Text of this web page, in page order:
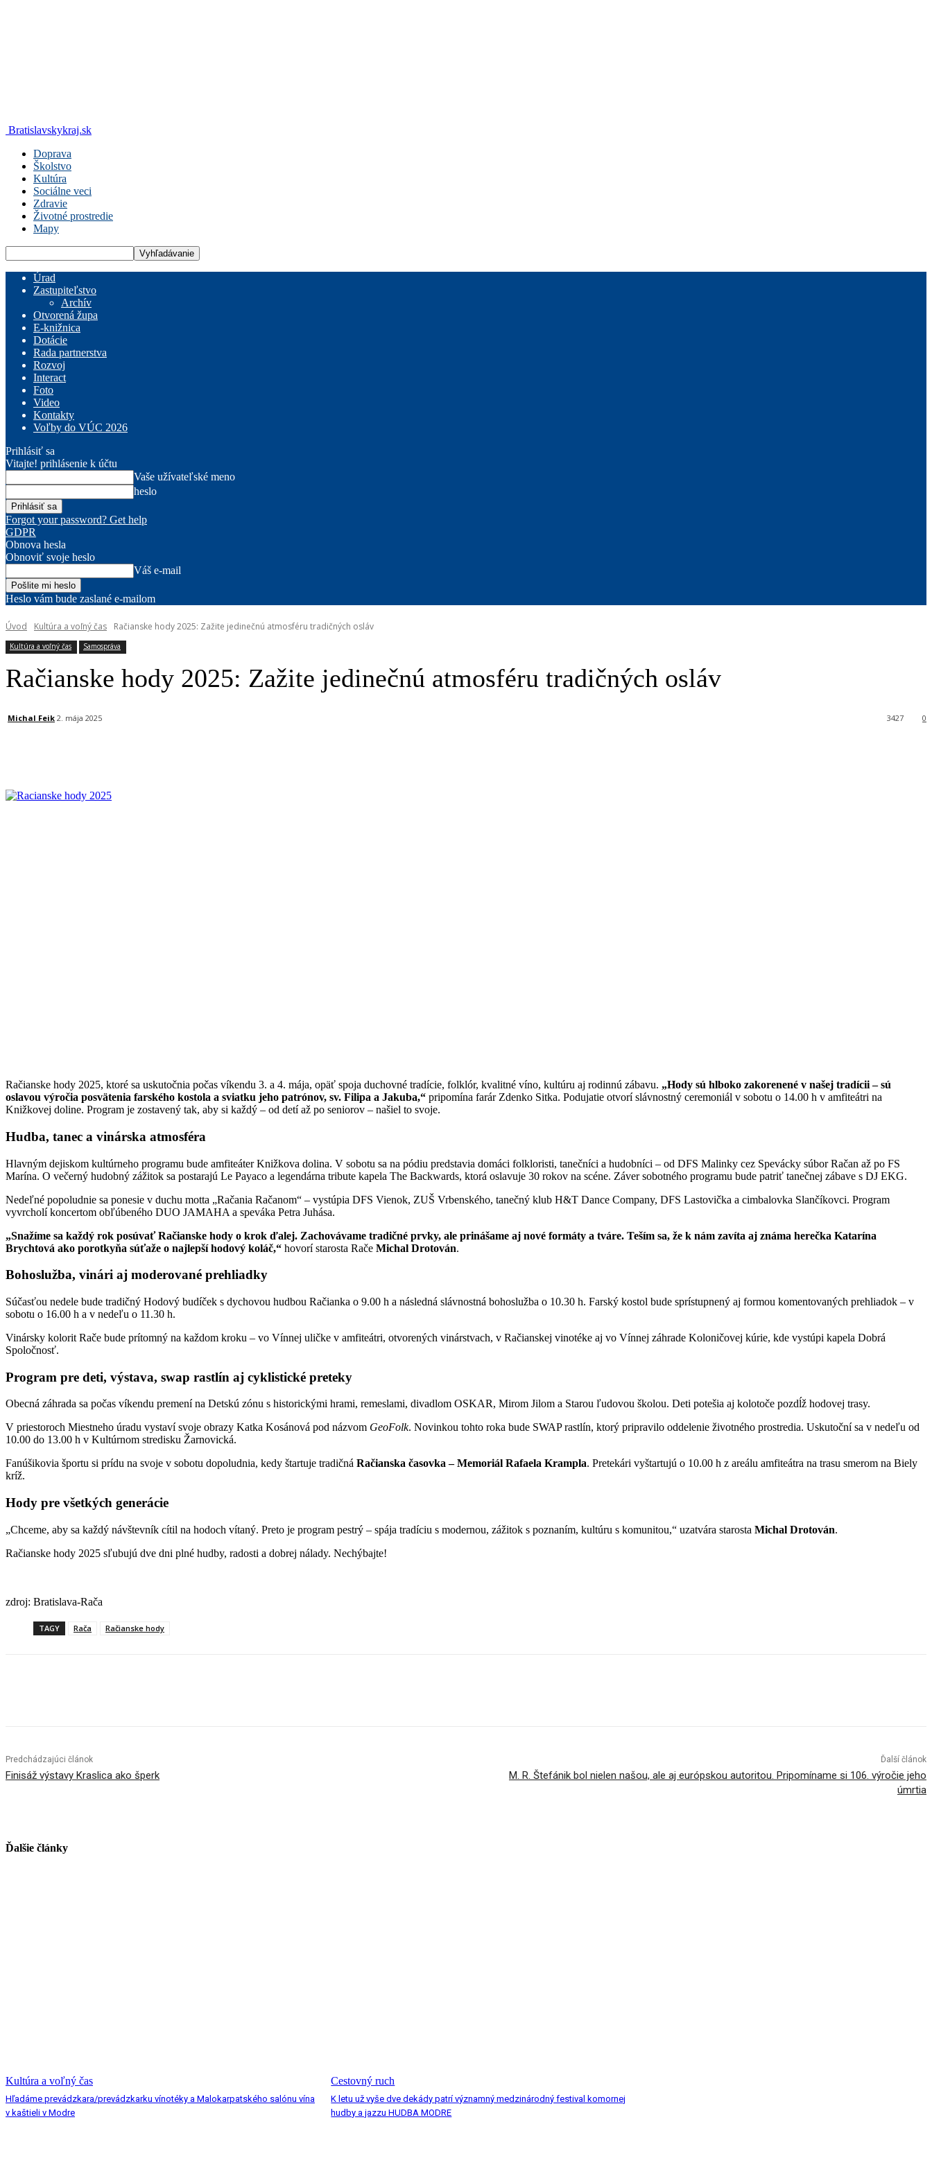
Bratislavskykraj.sk
Doprava
Školstvo
Kultúra
Sociálne veci
Zdravie
Životné prostredie
Mapy
Úrad
Zastupiteľstvo
Archív
Otvorená župa
E-knižnica
Dotácie
Rada partnerstva
Rozvoj
Interact
Foto
Video
Kontakty
Voľby do VÚC 2026
Prihlásiť sa
Vitajte! prihlásenie k účtu
Vaše užívateľské meno
heslo
Forgot your password? Get help
GDPR
Obnova hesla
Obnoviť svoje heslo
Váš e-mail
Heslo vám bude zaslané e-mailom
Úvod Kultúra a voľný čas Račianske hody 2025: Zažite jedinečnú atmosféru tradičných osláv
Kultúra a voľný čas Samospráva
Račianske hody 2025: Zažite jedinečnú atmosféru tradičných osláv
Michal Feik 2. mája 2025 0
3427
Račianske hody 2025, ktoré sa uskutočnia počas víkendu 3. a 4. mája, opäť spoja duchovné tradície, folklór, kvalitné víno, kultúru aj rodinnú zábavu. „Hody sú hlboko zakorenené v našej tradícii – sú
oslavou výročia posvätenia farského kostola a sviatku jeho patrónov, sv. Filipa a Jakuba,“ pripomína farár Zdenko Sitka. Podujatie otvorí slávnostný ceremoniál v sobotu o 14.00 h v amfiteátri na
Knižkovej doline. Program je zostavený tak, aby si každý – od detí až po seniorov – našiel to svoje.
Hudba, tanec a vinárska atmosféra
Hlavným dejiskom kultúrneho programu bude amfiteáter Knižkova dolina. V sobotu sa na pódiu predstavia domáci folkloristi, tanečníci a hudobníci – od DFS Malinky cez Spevácky súbor Račan až po FS
Marína. O večerný hudobný zážitok sa postarajú Le Payaco a legendárna tribute kapela The Backwards, ktorá oslavuje 30 rokov na scéne. Záver sobotného programu bude patriť tanečnej zábave s DJ EKG.
Nedeľné popoludnie sa ponesie v duchu motta „Račania Račanom“ – vystúpia DFS Vienok, ZUŠ Vrbenského, tanečný klub H&T Dance Company, DFS Lastovička a cimbalovka Slančíkovci. Program
vyvrcholí koncertom obľúbeného DUO JAMAHA a speváka Petra Juhása.
„Snažíme sa každý rok posúvať Račianske hody o krok ďalej. Zachovávame tradičné prvky, ale prinášame aj nové formáty a tváre. Teším sa, že k nám zavíta aj známa herečka Katarína
Brychtová ako porotkyňa súťaže o najlepší hodový koláč,“ hovorí starosta Rače Michal Drotován.
Bohoslužba, vinári aj moderované prehliadky
Súčasťou nedele bude tradičný Hodový budíček s dychovou hudbou Račianka o 9.00 h a následná slávnostná bohoslužba o 10.30 h. Farský kostol bude sprístupnený aj formou komentovaných prehliadok – v
sobotu o 16.00 h a v nedeľu o 11.30 h.
Vinársky kolorit Rače bude prítomný na každom kroku – vo Vínnej uličke v amfiteátri, otvorených vinárstvach, v Račianskej vinotéke aj vo Vínnej záhrade Koloničovej kúrie, kde vystúpi kapela Dobrá
Spoločnosť.
Program pre deti, výstava, swap rastlín aj cyklistické preteky
Obecná záhrada sa počas víkendu premení na Detskú zónu s historickými hrami, remeslami, divadlom OSKAR, Mirom Jilom a Starou ľudovou školou. Deti potešia aj kolotoče pozdĺž hodovej trasy.
V priestoroch Miestneho úradu vystaví svoje obrazy Katka Kosánová pod názvom GeoFolk. Novinkou tohto roka bude SWAP rastlín, ktorý pripravilo oddelenie životného prostredia. Uskutoční sa v nedeľu od
10.00 do 13.00 h v Kultúrnom stredisku Žarnovická.
Fanúšikovia športu si prídu na svoje v sobotu dopoludnia, kedy štartuje tradičná Račianska časovka – Memoriál Rafaela Krampla. Pretekári vyštartujú o 10.00 h z areálu amfiteátra na trasu smerom na Biely
kríž.
Hody pre všetkých generácie
„Chceme, aby sa každý návštevník cítil na hodoch vítaný. Preto je program pestrý – spája tradíciu s modernou, zážitok s poznaním, kultúru s komunitou,“ uzatvára starosta Michal Drotován.
Račianske hody 2025 sľubujú dve dni plné hudby, radosti a dobrej nálady. Nechýbajte!
zdroj: Bratislava-Rača
TAGY Rača Račianske hody
Predchádzajúci článok
Finisáž výstavy Kraslica ako šperk
Ďalší článok
M. R. Štefánik bol nielen našou, ale aj európskou autoritou. Pripomíname si 106. výročie jeho
úmrtia
Ďalšie články
Kultúra a voľný čas
Hľadáme prevádzkara/prevádzkarku vínotéky a Malokarpatského salónu vína
v kaštieli v Modre
Cestovný ruch
K letu už vyše dve dekády patrí významný medzinárodný festival komornej
hudby a jazzu HUDBA MODRE